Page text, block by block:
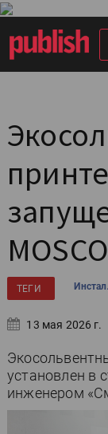
ТЕГИ
13 мая 2026 г.
установлен в
инженером